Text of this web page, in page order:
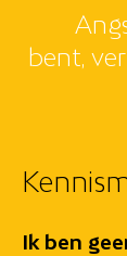
bent,
Ik ben